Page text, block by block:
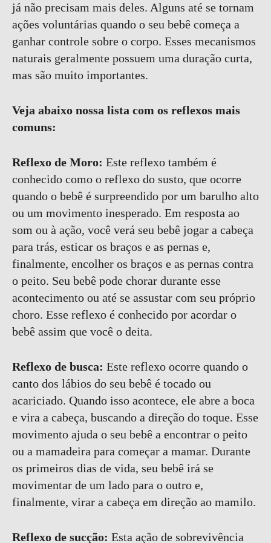
já não precisam mais deles. Alguns até se tornam
ações voluntárias quando o seu bebê começa a
ganhar controle sobre o corpo. Esses mecanismos
naturais geralmente possuem uma duração curta,
mas são muito importantes.
Veja abaixo nossa lista com os reflexos mais
comuns:
Reflexo de Moro: Este reflexo também é
conhecido como o reflexo do susto, que ocorre
quando o bebê é surpreendido por um barulho alto
ou um movimento inesperado. Em resposta ao
som ou à ação, você verá seu bebê jogar a cabeça
para trás, esticar os braços e as pernas e,
finalmente, encolher os braços e as pernas contra
o peito. Seu bebê pode chorar durante esse
acontecimento ou até se assustar com seu próprio
choro. Esse reflexo é conhecido por acordar o
bebê assim que você o deita.
Reflexo de busca: Este reflexo ocorre quando o
canto dos lábios do seu bebê é tocado ou
acariciado. Quando isso acontece, ele abre a boca
e vira a cabeça, buscando a direção do toque. Esse
movimento ajuda o seu bebê a encontrar o peito
ou a mamadeira para começar a mamar. Durante
os primeiros dias de vida, seu bebê irá se
movimentar de um lado para o outro e,
finalmente, virar a cabeça em direção ao mamilo.
Reflexo de sucção: Esta ação de sobrevivência